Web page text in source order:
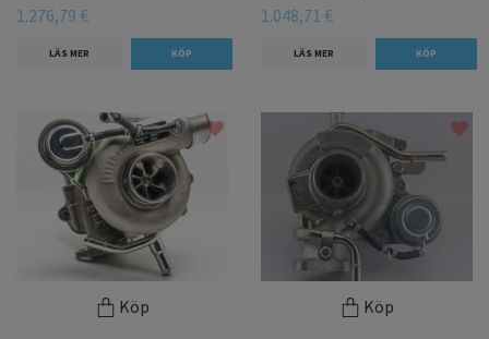
1.276,79 €
LÄS MER
1.048,71 €
LÄS MER
Köp Köp